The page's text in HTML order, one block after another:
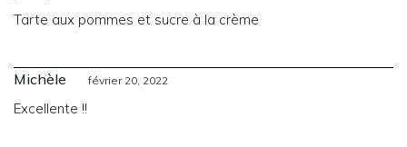
Tarte aux pommes et sucre à la crème
Michèle février 20, 2022
Excellente !!